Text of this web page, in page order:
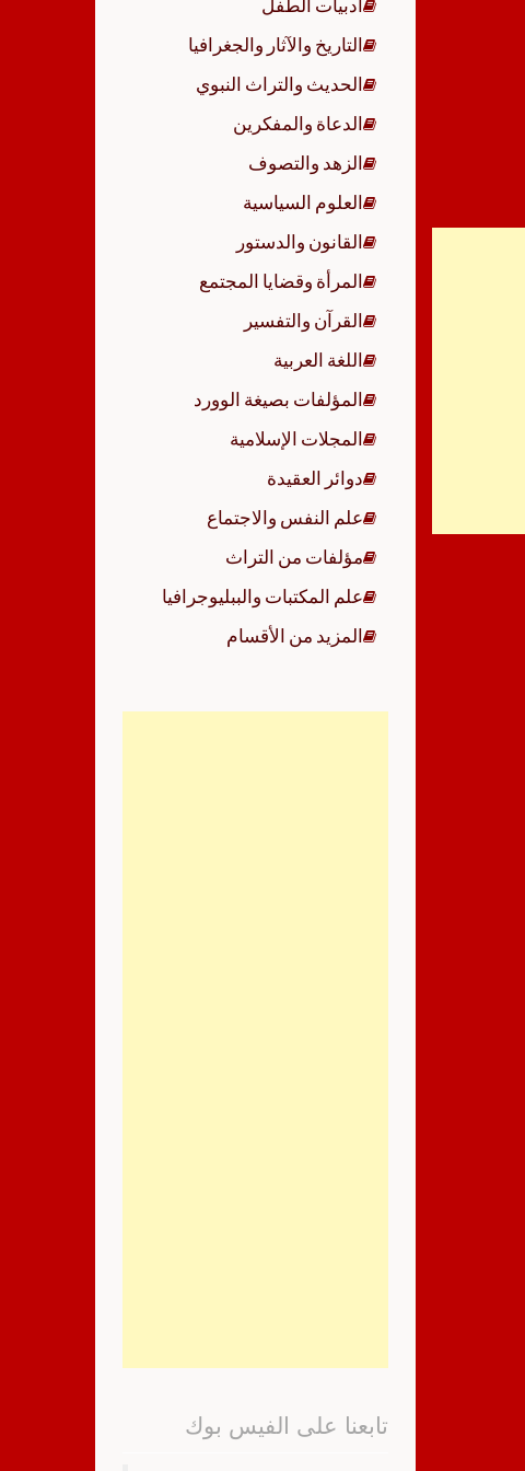
أدبيات الطفل
التاريخ والآثار والجغرافيا
الحديث والتراث النبوي
الدعاة والمفكرين
الزهد والتصوف
العلوم السياسية
القانون والدستور
المرأة وقضايا المجتمع
القرآن والتفسير
اللغة العربية
المؤلفات بصيغة الوورد
المجلات الإسلامية
دوائر العقيدة
علم النفس والاجتماع
مؤلفات من التراث
علم المكتبات والببليوجرافيا
المزيد من الأقسام
تابعنا على الفيس بوك